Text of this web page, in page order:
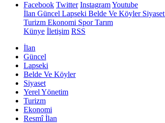
Facebook Twitter InstagramYoutube
İlan Güncel Lapseki Belde Ve KöylerSiyaset
Turizm Ekonomi SporTarım
Künye İletişim RSS
İlan
Güncel
Lapseki
Belde Ve Köyler
Siyaset
Yerel Yönetim
Turizm
Ekonomi
Resmî İlan